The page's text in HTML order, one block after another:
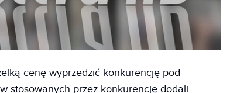
cenę wyprzedzić konkurencję pod
stosowanych przez konkurencję dodali